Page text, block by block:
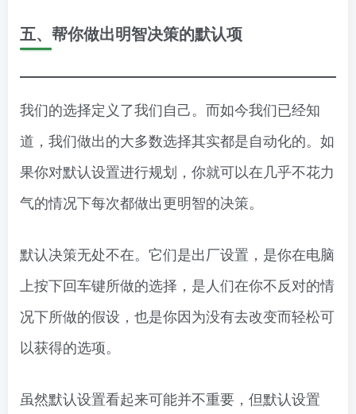
五、帮你做出明智决策的默认项
我们的选择定义了我们自己。而如今我们已经知
道，我们做出的大多数选择其实都是自动化的。如
果你对默认设置进行规划，你就可以在几乎不花力
气的情况下每次都做出更明智的决策。
默认决策无处不在。它们是出厂设置，是你在电脑
上按下回车键所做的选择，是人们在你不反对的情
况下所做的假设，也是你因为没有去改变而轻松可
以获得的选项。
虽然默认设置看起来可能并不重要，但默认设置